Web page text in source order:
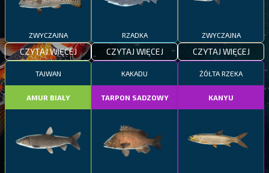
ZWYCZAJNA
CZYTAJ WIĘCEJ
RZADKA
CZYTAJ WIĘCEJ
ZWYCZAJNA
CZYTAJ WIĘCEJ
TAJWAN
AMUR BIAŁY
KAKADU
TARPON SADZOWY
ŻÓŁTA RZEKA
KANYU